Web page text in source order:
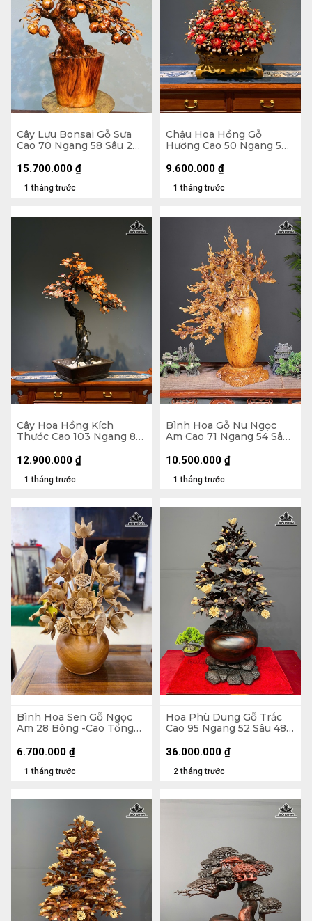
Cây Lựu Bonsai Gỗ Sưa
Cao 70 Ngang 58 Sâu 20
1 tháng trước
15.700.000 ₫
Chậu Hoa Hồng Gỗ
Hương Cao 50 Ngang 50
Hoa Vỏ Sò Indo
1 tháng trước
9.600.000 ₫
Cây Hoa Hồng Kích
Thước Cao 103 Ngang 80
Ngư - Lá Gỗ Sưa - Thân
1 tháng trước
12.900.000 ₫
Bình Hoa Gỗ Nu Ngọc
Am Cao 71 Ngang 54 Sâu
Đường Kính 18 (cm)
1 tháng trước
10.500.000 ₫
Bình Hoa Sen Gỗ Ngọc
Am 28 Bông -Cao Tổng
Đường Kính 30 (cm)
1 tháng trước
6.700.000 ₫
Hoa Phù Dung Gỗ Trắc
Cao 95 Ngang 52 Sâu 48
35 (cm)
2 tháng trước
36.000.000 ₫